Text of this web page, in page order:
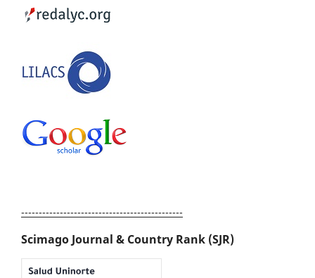
----------------------------------------------
Scimago Journal & Country Rank (SJR)